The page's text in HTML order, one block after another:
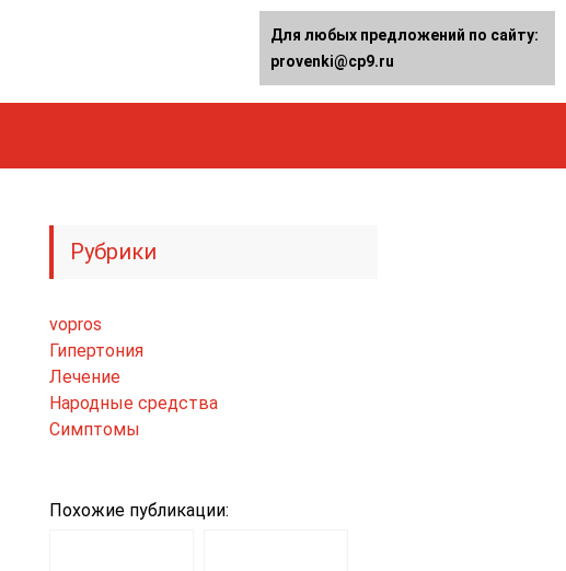
Рубрики
vopros
Гипертония
Лечение
Народные средства
Симптомы
Похожие публикации:
Для любых предложений по сайту:
provenki@cp9.ru